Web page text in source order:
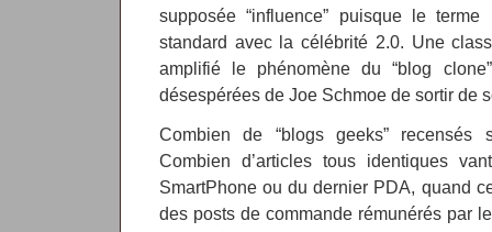
supposée “influence” puisque le
standard avec la célébrité 2.0. Une
amplifié le phénomène du “blog
désespérées de Joe Schmoe de sortir de
Combien de “blogs geeks”
Combien d’articles tous identiques
SmartPhone ou du dernier PDA, quand
des posts de commande rémunérés par